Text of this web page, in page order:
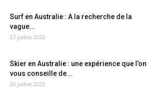
Surf en Australie : A la recherche de la
vague...
27 juillet 2022
Skier en Australie : une expérience que l’on
vous conseille de...
20 juillet 2022